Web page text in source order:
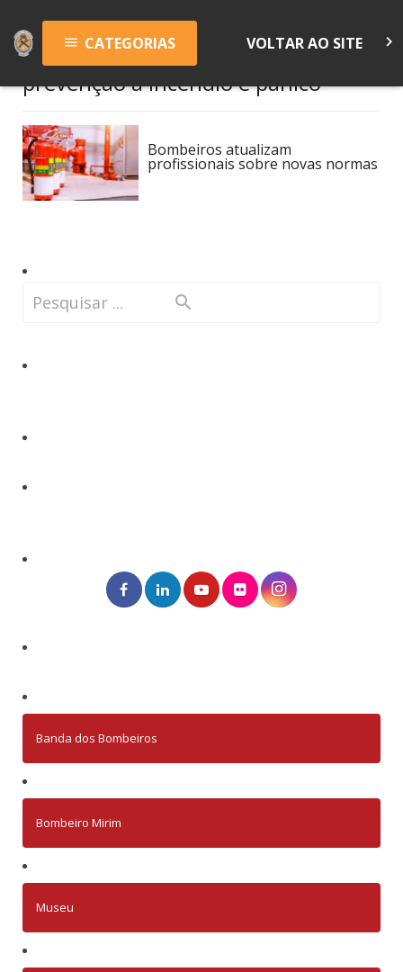
menu CATEGORIAS VOLTAR AO SITE keyboard_arrow_right
prevenção a incêndio e pânico
Bombeiros atualizam
profissionais sobre novas normas
Banda dos Bombeiros
Bombeiro Mirim
Museu